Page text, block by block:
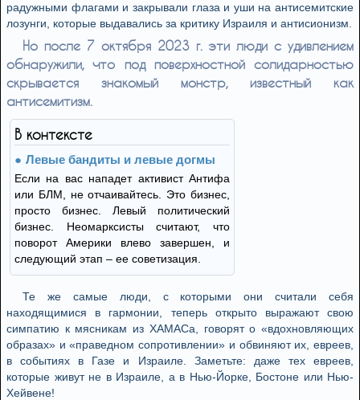
радужными флагами и закрывали глаза и уши на антисемитские
лозунги, которые выдавались за критику Израиля и антисионизм.
Но после 7 октября 2023 г. эти люди с удивлением
обнаружили, что под поверхностной солидарностью
скрывается знакомый монстр, известный как
антисемитизм.
В контексте
Левые бандиты и левые догмы
Если на вас нападет активист Антифа
или БЛМ, не отчаивайтесь. Это бизнес,
просто бизнес. Левый политический
бизнес. Неомарксисты считают, что
поворот Америки влево завершен, и
следующий этап – ее советизация.
Те же самые люди, с которыми они считали себя
находящимися в гармонии, теперь открыто выражают свою
симпатию к мясникам из ХАМАСa, говорят о «вдохновляющих
образах» и «праведном сопротивлении» и обвиняют их, евреев,
в событиях в Газе и Израиле. Заметьте: даже тех евреев,
которые живут не в Израиле, а в Нью-Йорке, Бостоне или Нью-
Хейвене!